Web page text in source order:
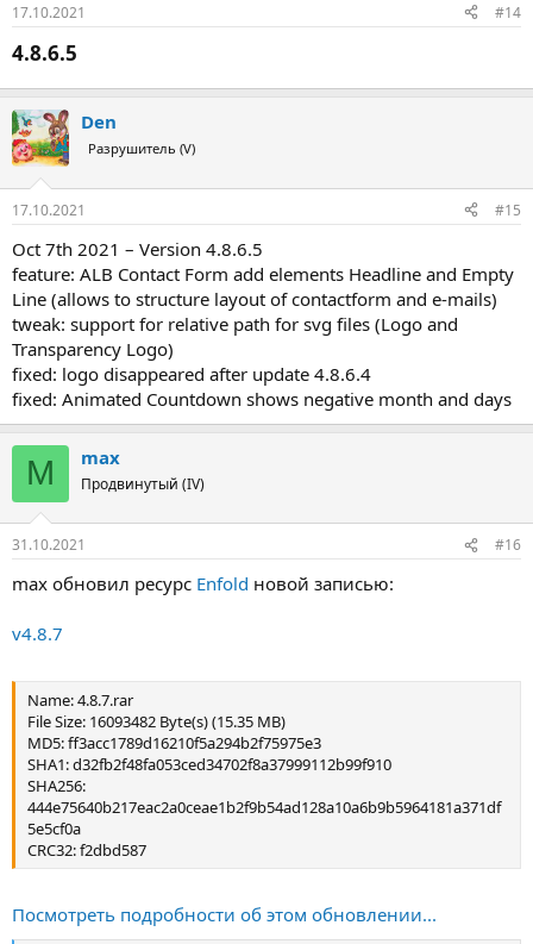
17.10.2021 #14
4.8.6.5​
Den
Разрушитель (V)
17.10.2021 #15
Oct 7th 2021 – Version 4.8.6.5
feature: ALB Contact Form add elements Headline and Empty
Line (allows to structure layout of contactform and e-mails)
tweak: support for relative path for svg files (Logo and
Transparency Logo)
fixed: logo disappeared after update 4.8.6.4
fixed: Animated Countdown shows negative month and days
M max
Продвинутый (IV)
31.10.2021 #16
max обновил ресурс Enfold новой записью:
v4.8.7
Name: 4.8.7.rar
File Size: 16093482 Byte(s) (15.35 MB)
MD5: ff3acc1789d16210f5a294b2f75975e3
SHA1: d32fb2f48fa053ced34702f8a37999112b99f910
SHA256:
444e75640b217eac2a0ceae1b2f9b54ad128a10a6b9b5964181a371df
5e5cf0a
CRC32: f2dbd587
Посмотреть подробности об этом обновлении...